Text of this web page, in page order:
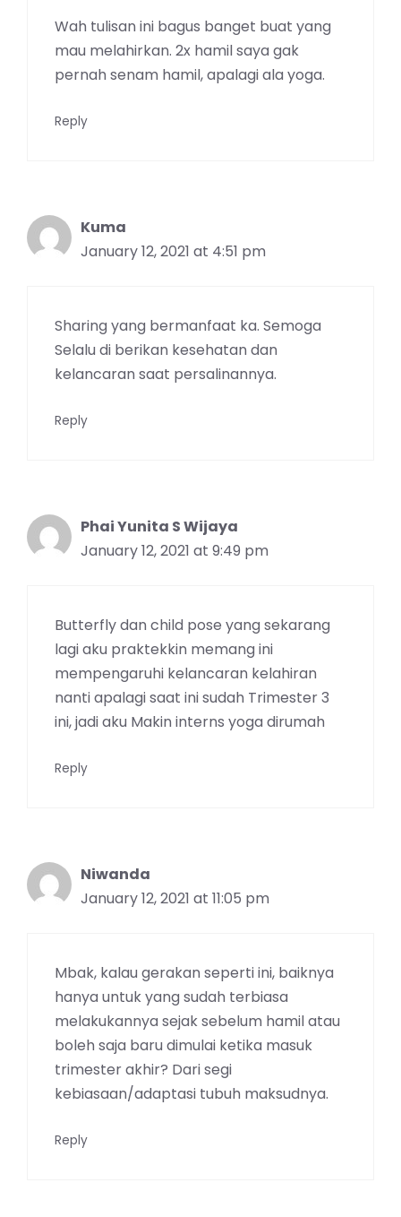
Wah tulisan ini bagus banget buat yang
mau melahirkan. 2x hamil saya gak
pernah senam hamil, apalagi ala yoga.
Reply
Kuma
January 12, 2021 at 4:51 pm
Sharing yang bermanfaat ka. Semoga
Selalu di berikan kesehatan dan
kelancaran saat persalinannya.
Reply
Phai Yunita S Wijaya
January 12, 2021 at 9:49 pm
Butterfly dan child pose yang sekarang
lagi aku praktekkin memang ini
mempengaruhi kelancaran kelahiran
nanti apalagi saat ini sudah Trimester 3
ini, jadi aku Makin interns yoga dirumah
Reply
Niwanda
January 12, 2021 at 11:05 pm
Mbak, kalau gerakan seperti ini, baiknya
hanya untuk yang sudah terbiasa
melakukannya sejak sebelum hamil atau
boleh saja baru dimulai ketika masuk
trimester akhir? Dari segi
kebiasaan/adaptasi tubuh maksudnya.
Reply